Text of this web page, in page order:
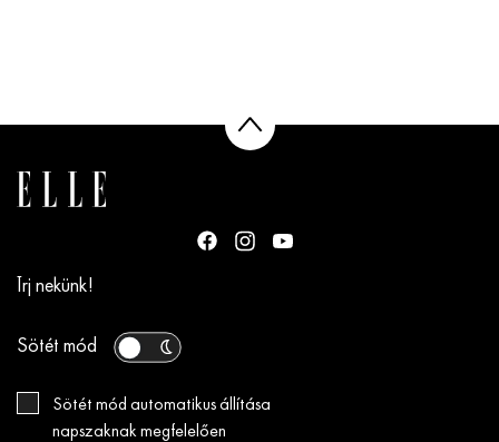
Írj nekünk!
Sötét mód
Sötét mód automatikus állítása
napszaknak megfelelően